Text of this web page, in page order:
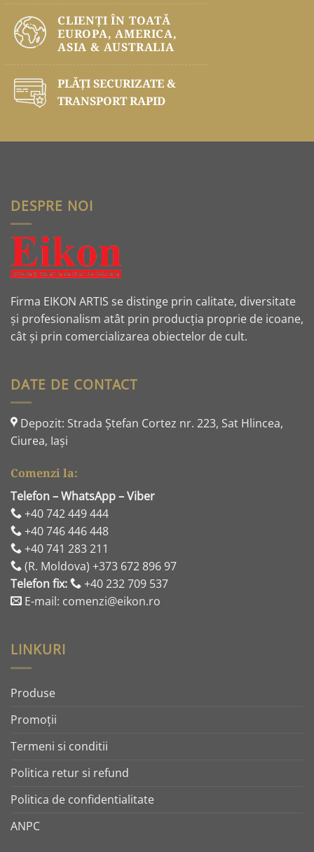
CLIENȚI ÎN TOATĂ
EUROPA, AMERICA,
ASIA & AUSTRALIA
PLĂŢI SECURIZATE &
TRANSPORT RAPID
DESPRE NOI
Firma EIKON ARTIS se distinge prin calitate, diversitate
și profesionalism atât prin producția proprie de icoane,
cât și prin comercializarea obiectelor de cult.
DATE DE CONTACT
Depozit: Strada Ştefan Cortez nr. 223, Sat Hlincea,
Ciurea, Iaşi
Comenzi la:
Telefon – WhatsApp – Viber
+40 742 449 444
+40 746 446 448
+40 741 283 211
(R. Moldova) +373 672 896 97
Telefon fix:
+40 232 709 537
E-mail: comenzi@eikon.ro
LINKURI
Produse
Promoţii
Termeni si conditii
Politica retur si refund
Politica de confidentialitate
ANPC